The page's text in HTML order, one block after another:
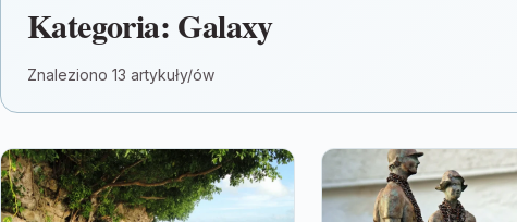
Kategoria: Galaxy
Znaleziono 13 artykuły/ów